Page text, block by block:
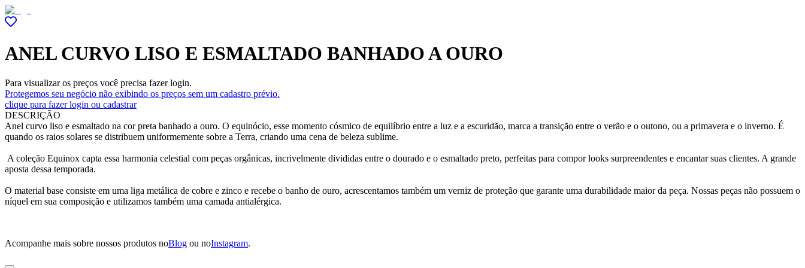
ANEL CURVO LISO E ESMALTADO BANHADO A OURO
Para visualizar os preços você precisa fazer login.
Protegemos seu negócio não exibindo os preços sem um cadastro prévio.
clique para fazer login ou cadastrar
DESCRIÇÃO
Anel curvo liso e esmaltado na cor preta banhado a ouro. O equinócio, esse momento cósmico de equilíbrio entre a luz e a escuridão, marca a transição entre o verão e o outono, ou a primavera e o inverno. É
quando os raios solares se distribuem uniformemente sobre a Terra, criando uma cena de beleza sublime.
A coleção Equinox capta essa harmonia celestial com peças orgânicas, incrivelmente divididas entre o dourado e o esmaltado preto, perfeitas para compor looks surpreendentes e encantar suas clientes. A grande
aposta dessa temporada.
O material base consiste em uma liga metálica de cobre e zinco e recebe o banho de ouro, acrescentamos também um verniz de proteção que garante uma durabilidade maior da peça. Nossas peças não possuem o
níquel em sua composição e utilizamos também uma camada antialérgica.
Acompanhe mais sobre nossos produtos noBlog ou noInstagram.